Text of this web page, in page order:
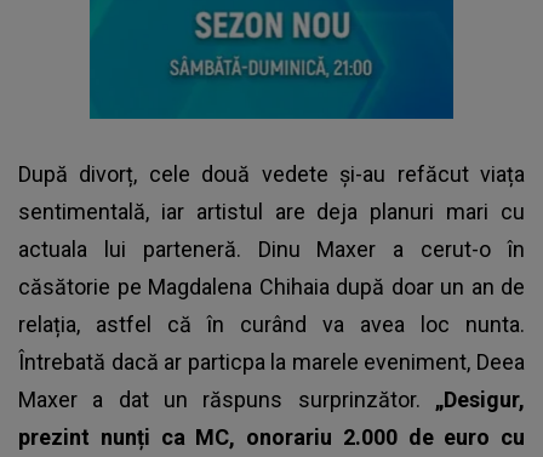
După divorț, cele două vedete și-au refăcut viața
sentimentală, iar artistul are deja planuri mari cu
actuala lui parteneră. Dinu Maxer a cerut-o în
căsătorie pe Magdalena Chihaia după doar un an de
relația, astfel că în curând va avea loc nunta.
Întrebată dacă ar particpa la marele eveniment, Deea
Maxer a dat un răspuns surprinzător. „Desigur,
prezint nunți ca MC, onorariu 2.000 de euro cu